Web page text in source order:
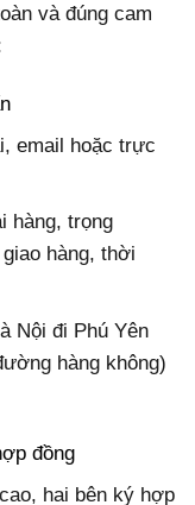
và đúng cam
email hoặc trực
hàng, trọng
hàng, thời
Nội đi Phú Yên
hàng không)
đồng
hai bên ký hợp